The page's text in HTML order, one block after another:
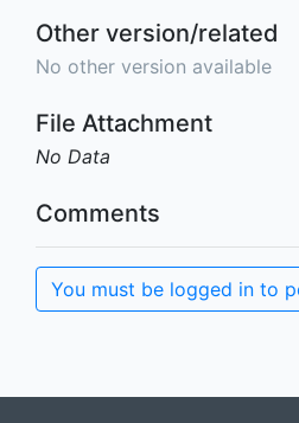
Other version/related
No other version available
File Attachment
No Data
Comments
You must be logged in to